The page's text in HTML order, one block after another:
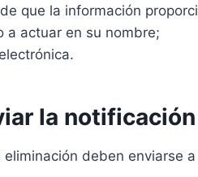
que la información
a actuar en su nombre;
la notificación
deben enviarse